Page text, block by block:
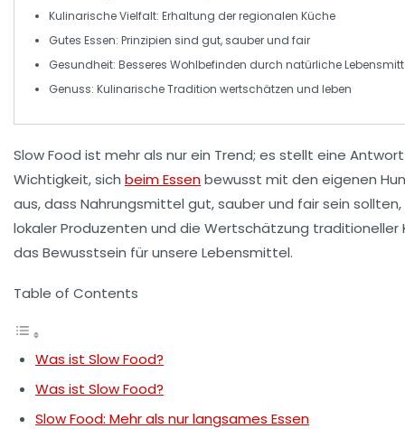
Kulinarische Vielfalt: Erhaltung der regionalen Küche
Gutes Essen: Prinzipien sind gut, sauberund fair
Gesundheit: Besseres Wohlbefinden durch natürliche
Genuss: Kulinarische Tradition wertschätzen und leben
Slow Food ist mehr als nur ein Trend; es stellt eine
Wichtigkeit, sich beim Essenbewusst mit den eigenen
aus, dass Nahrungsmittel gut, sauber und fairsein
lokaler Produzenten und die Wertschätzung
das Bewusstsein für unsere Lebensmittel.
Table of Contents
Was ist Slow Food?
Was ist Slow Food?
Slow Food: Mehr als nur langsames Essen